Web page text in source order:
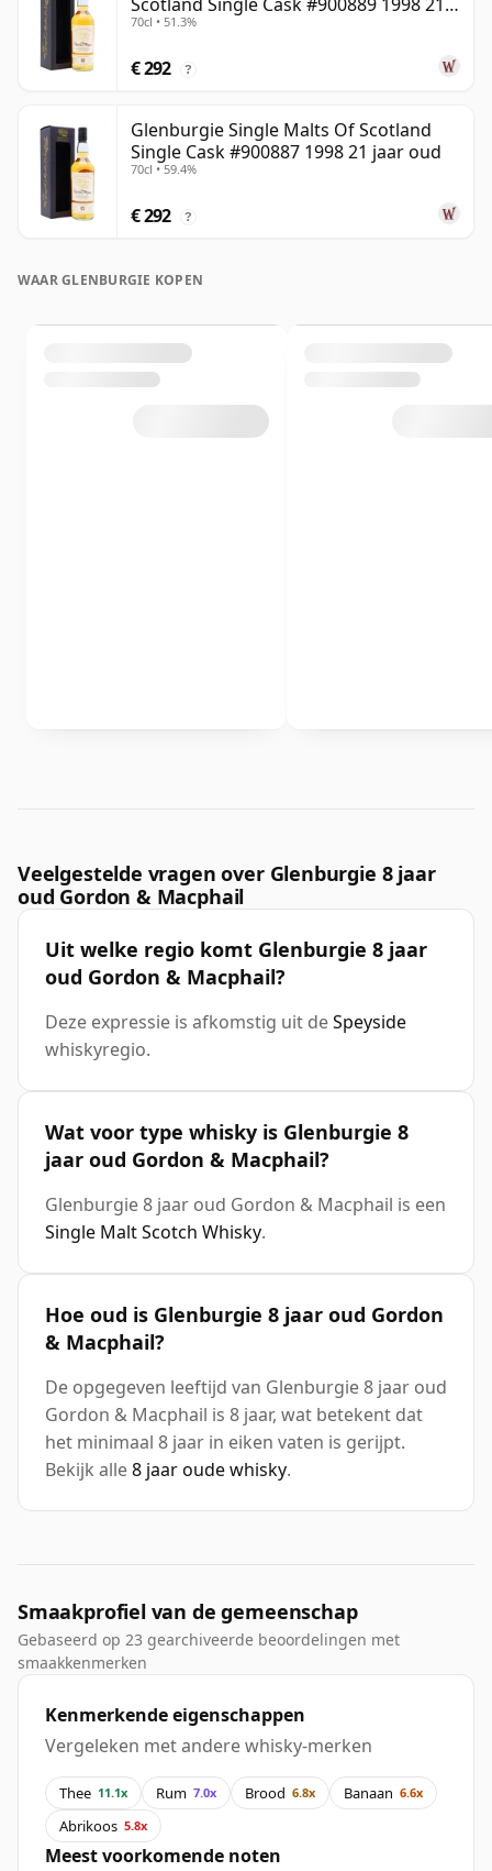
jaar oud
70cl • 51.3%
€ 292 ?
Glenburgie Single Malts Of Scotland
Single Cask #900887 1998 21 jaar oud
70cl • 59.4%
€ 292 ?
WAAR GLENBURGIE KOPEN
Veelgestelde vragen over Glenburgie 8 jaar
oud Gordon & Macphail
Uit welke regio komt Glenburgie 8 jaar
oud Gordon & Macphail?
Deze expressie is afkomstig uit deSpeyside
whiskyregio.
Wat voor type whisky is Glenburgie 8
jaar oud Gordon & Macphail?
Glenburgie 8 jaar oud Gordon & Macphail is een
Single Malt Scotch Whisky.
Hoe oud is Glenburgie 8 jaar oud Gordon
& Macphail?
De opgegeven leeftijd van Glenburgie 8 jaar oud
Gordon & Macphail is 8 jaar, wat betekent dat
het minimaal 8 jaar in eiken vaten is gerijpt.
Bekijk alle8 jaar oude whisky.
Smaakprofiel van de gemeenschap
Gebaseerd op 23 gearchiveerde beoordelingen met
smaakkenmerken
Kenmerkende eigenschappen
Vergeleken met andere whisky-merken
Thee 11.1x Rum 7.0x Brood 6.8x Banaan 6.6x
Abrikoos 5.8x
Meest voorkomende noten